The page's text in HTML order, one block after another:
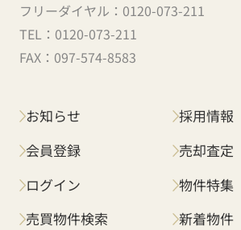
フリーダイヤル： 0120-073-211
TEL： 0120-073-211
FAX： 097-574-8583
お知らせ
会員登録
ログイン
売買物件検索
採用情報
売却査定
物件特集
新着物件